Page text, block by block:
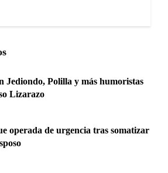
Jediondo, Polilla y más humoristas
Lizarazo
operada de urgencia tras somatizar